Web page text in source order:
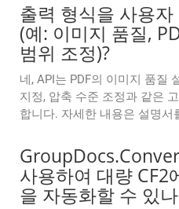
출력 형식을 사용
(예: 이미지 품질,
범위 조정)?
네, API는 PDF의 이미지 품질
지정, 압축 수준 조정과 같은
합니다. 자세한 내용은 설명서
사용하여 대량 CF2
을 자동화할 수 있